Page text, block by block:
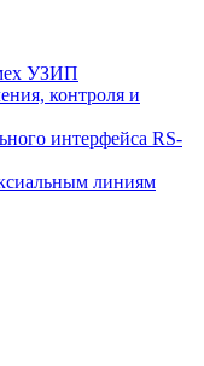
УЗИП
контроля и
интерфейса RS-
линиям